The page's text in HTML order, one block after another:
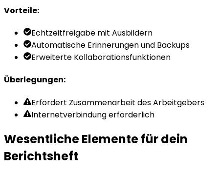
Vorteile:
Echtzeitfreigabe mit Ausbildern
Automatische Erinnerungen und Backups
Erweiterte Kollaborationsfunktionen
Überlegungen:
Erfordert Zusammenarbeit des Arbeitgebers
Internetverbindung erforderlich
Wesentliche Elemente für dein
Berichtsheft